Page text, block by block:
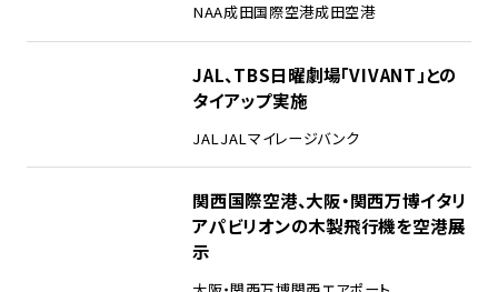
NAA成田国際空港成田空港
JAL、TBS日曜劇場「VIVANT」との
タイアップ実施
JAL JALマイレージバンク
関西国際空港、大阪・関西万博イタリ
アパビリオンの木製飛行機を空港展
示